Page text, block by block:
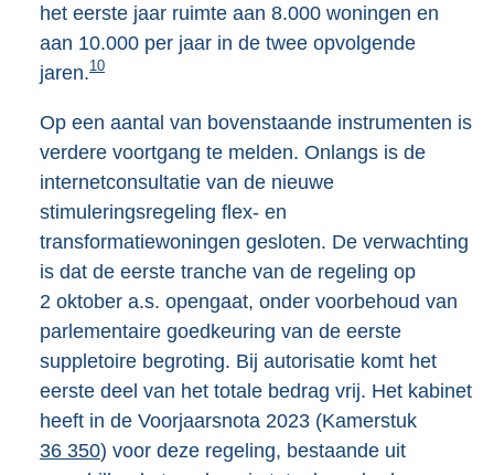
het eerste jaar ruimte aan 8.000 woningen en
aan 10.000 per jaar in de twee opvolgende
jaren.10
Op een aantal van bovenstaande instrumenten is
verdere voortgang te melden. Onlangs is de
internetconsultatie van de nieuwe
stimuleringsregeling flex- en
transformatiewoningen gesloten. De verwachting
is dat de eerste tranche van de regeling op
2 oktober a.s. opengaat, onder voorbehoud van
parlementaire goedkeuring van de eerste
suppletoire begroting. Bij autorisatie komt het
eerste deel van het totale bedrag vrij. Het kabinet
heeft in de Voorjaarsnota 2023 (Kamerstuk
36 350) voor deze regeling, bestaande uit